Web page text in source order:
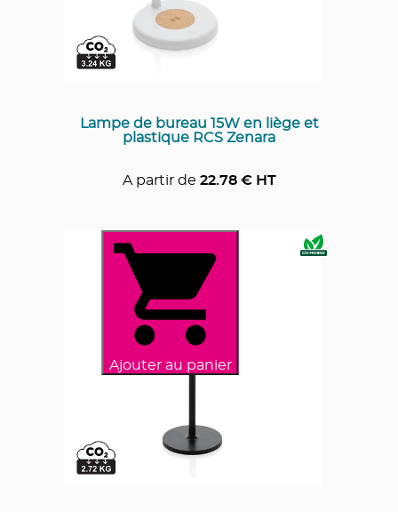
Lampe de bureau 15W en liège et
plastique RCS Zenara
A partir de 22.78€ HT
Ajouter au panier